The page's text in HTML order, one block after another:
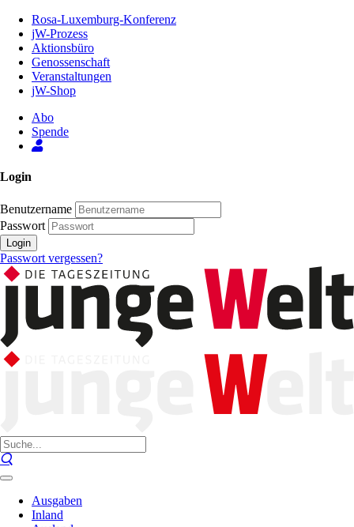
Inhalt
Seite
Rosa-Luxemburg-Konferenz
jW-Prozess
Aktionsbüro
Genossenschaft
Veranstaltungen
jW-Shop
Abo
Spende
Login
Benutzername
Passwort
Login
Passwort vergessen?
Ausgaben
Inland